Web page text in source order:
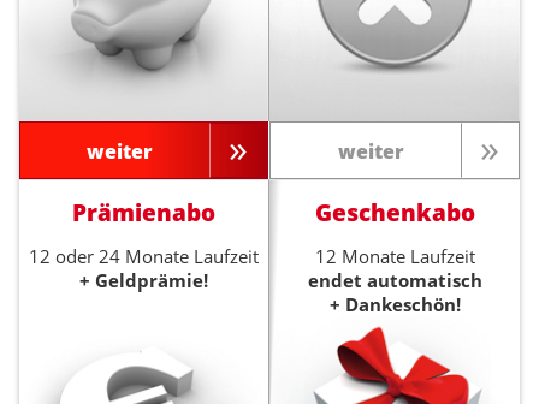
weiter weiter
Prämienabo
12 oder 24 Monate Laufzeit
+ Geldprämie!
Geschenkabo
12 Monate Laufzeit
endet automatisch
+ Dankeschön!